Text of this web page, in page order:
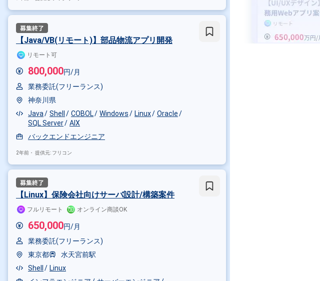
【Java/VB(リモート)】部品物流アプリ開発
リモート可
800,000円/月
業務委託(フリーランス)
神奈川県
Java
Shell COBOL Windows Linux
Oracle
SQL Server
AIX
バックエンドエンジニア
2年前・ 提供元: フリコン
【Linux】保険会社向けサーバ設計/構築案件
フルリモート オンライン商談OK
650,000円/月
業務委託(フリーランス)
東京都
水天宮前駅
Shell
Linux